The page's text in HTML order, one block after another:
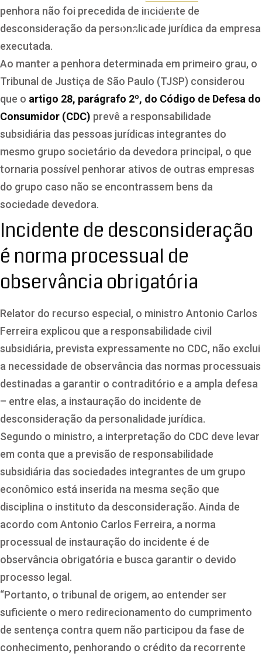
Cliente
X
penhora não foi precedida de incidente de
desconsideração da personalidade jurídica da empresa
executada.
Ao manter a penhora determinada em primeiro grau, o
Tribunal de Justiça de São Paulo (TJSP) considerou
que o artigo 28, parágrafo 2º, do Código de Defesa do
Consumidor (CDC) prevê a responsabilidade
subsidiária das pessoas jurídicas integrantes do
mesmo grupo societário da devedora principal, o que
tornaria possível penhorar ativos de outras empresas
do grupo caso não se encontrassem bens da
sociedade devedora.
Incidente de desconsideração
é norma processual de
observância obrigatória
Relator do recurso especial , o ministro Antonio Carlos
Ferreira explicou que a responsabilidade civil
subsidiária, prevista expressamente no CDC, não exclui
a necessidade de observância das normas processuais
destinadas a garantir o contraditório e a ampla defesa
– entre elas, a instauração do incidente de
desconsideração da personalidade jurídica.
Segundo o ministro, a interpretação do CDC deve levar
em conta que a previsão de responsabilidade
subsidiária das sociedades integrantes de um grupo
econômico está inserida na mesma seção que
disciplina o instituto da desconsideração. Ainda de
acordo com Antonio Carlos Ferreira, a norma
processual de instauração do incidente é de
observância obrigatória e busca garantir o devido
processo legal.
“Portanto, o tribunal de origem, ao entender ser
suficiente o mero redirecionamento do cumprimento
de sentença contra quem não participou da fase de
conhecimento, penhorando o crédito da recorrente